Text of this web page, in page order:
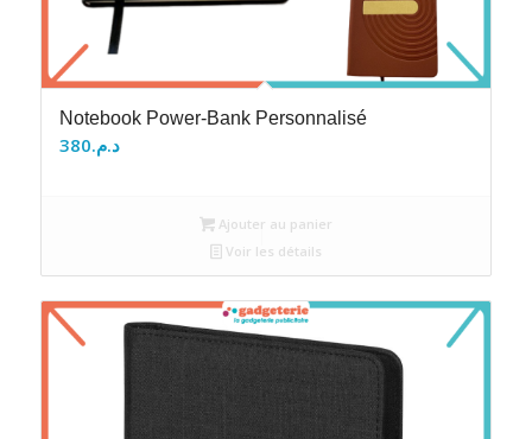
Notebook Power-Bank Personnalisé
د.م.380
Ajouter au panier
Voir les détails